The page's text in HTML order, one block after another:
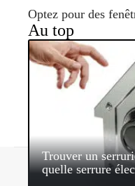
Optez pour des
Au top
Trouver un
quelle serrure
Contact